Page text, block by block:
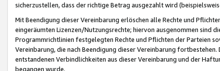
sicherzustellen, dass der richtige Betrag ausgezahlt wird
Mit Beendigung dieser Vereinbarung erlöschen alle Rechte und
eingeräumten Lizenzen/Nutzungsrechte; hiervon ausgenommen sind
Programmrichtlinien festgelegten Rechte und Pflichten der Parteien
Vereinbarung, die nach Beendigung dieser Vereinbarung
entstandenen Verbindlichkeiten aus dieser Vereinbarung und der
begangen wurde.